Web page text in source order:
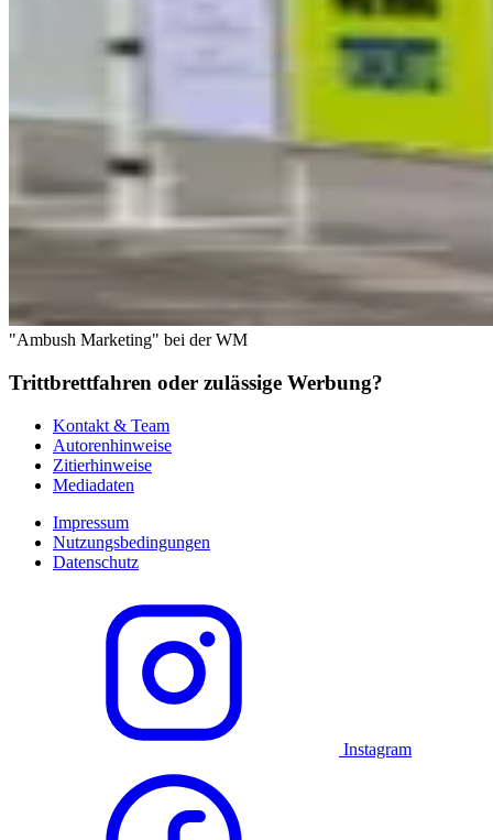
"Ambush Marketing" bei der WM
Trittbrettfahren oder zulässige Werbung?
Kontakt & Team
Autorenhinweise
Zitierhinweise
Mediadaten
Impressum
Nutzungsbedingungen
Datenschutz
Instagram